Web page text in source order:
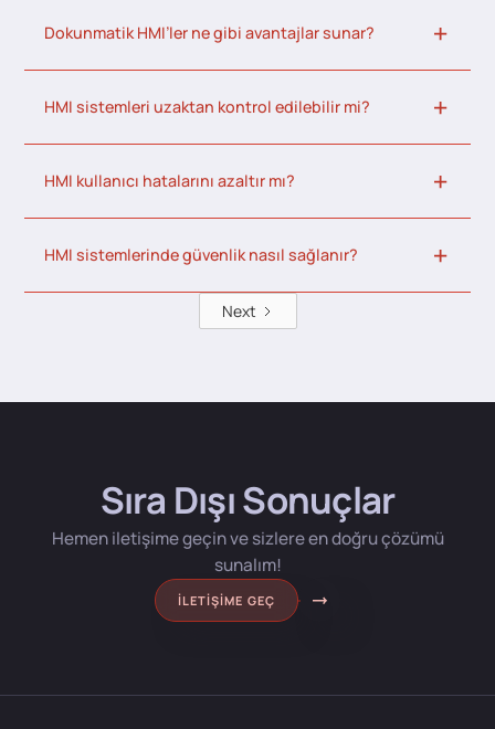
Dokunmatik HMI’ler ne gibi avantajlar sunar?
HMI sistemleri uzaktan kontrol edilebilir mi?
HMI kullanıcı hatalarını azaltır mı?
HMI sistemlerinde güvenlik nasıl sağlanır?
Next
Sıra Dışı Sonuçlar
Hemen iletişime geçin ve sizlere en doğru çözümü
sunalım!
İLETIŞIME GEÇ